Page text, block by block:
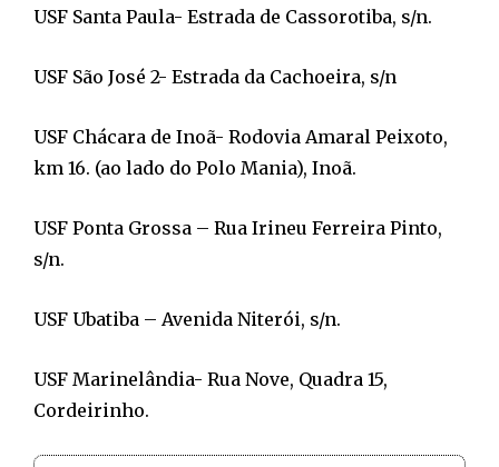
USF Santa Paula- Estrada de Cassorotiba, s/n.
USF São José 2- Estrada da Cachoeira, s/n
USF Chácara de Inoã- Rodovia Amaral Peixoto,
km 16. (ao lado do Polo Mania), Inoã.
USF Ponta Grossa – Rua Irineu Ferreira Pinto,
s/n.
USF Ubatiba – Avenida Niterói, s/n.
USF Marinelândia- Rua Nove, Quadra 15,
Cordeirinho.